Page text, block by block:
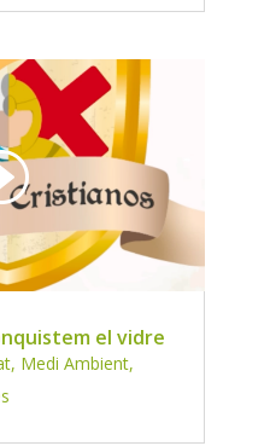
el vidre
, Medi Ambient,